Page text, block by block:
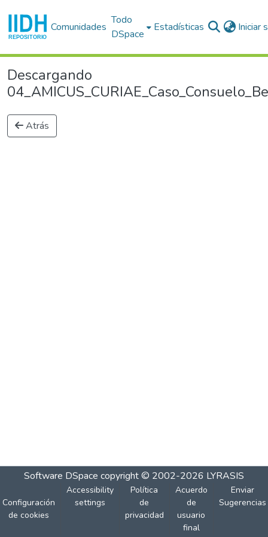
Comunidades
Todo
DSpace
Estadísticas Iniciar
Descargando
Atrás
Software DSpace copyright © 2002-2026 LYRASIS
Configuración
de cookies
Accessibility
settings
Política
de
privacidad
Acuerdo
de
usuario
final
Enviar
Sugerencias